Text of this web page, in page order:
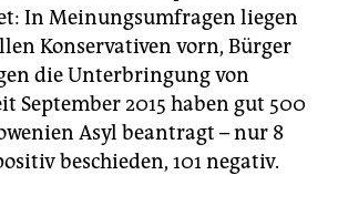
In Meinungsumfragen liegen
Konservativen vorn, Bürger
die Unterbringung von
September 2015 haben gut 500
Asyl beantragt – nur 8
beschieden, 101 negativ.